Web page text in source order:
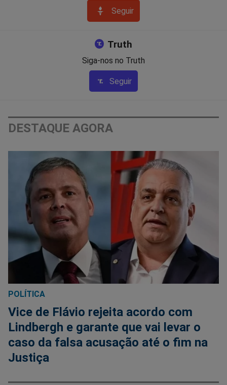
Seguir
Truth
Siga-nos no Truth
Seguir
DESTAQUE AGORA
POLÍTICA
Vice de Flávio rejeita acordo com
Lindbergh e garante que vai levar o
caso da falsa acusação até o fim na
Justiça